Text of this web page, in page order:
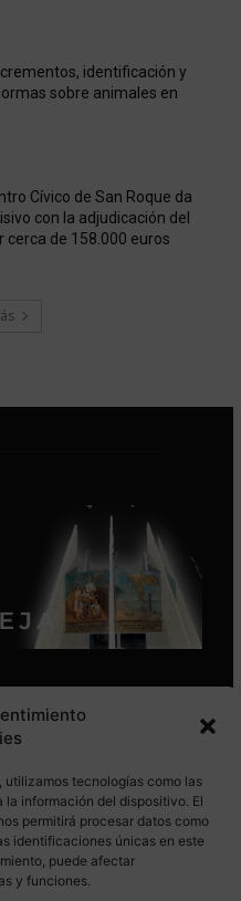
utilizamos tecnologías como las
información del dispositivo. El
permitirá procesar datos como
identificaciones únicas en este
puede afectar
y funciones.
identificación y
sobre animales en
Cívico de San Roque da
con la adjudicación del
cerca de 158.000 euros
SOCIALES